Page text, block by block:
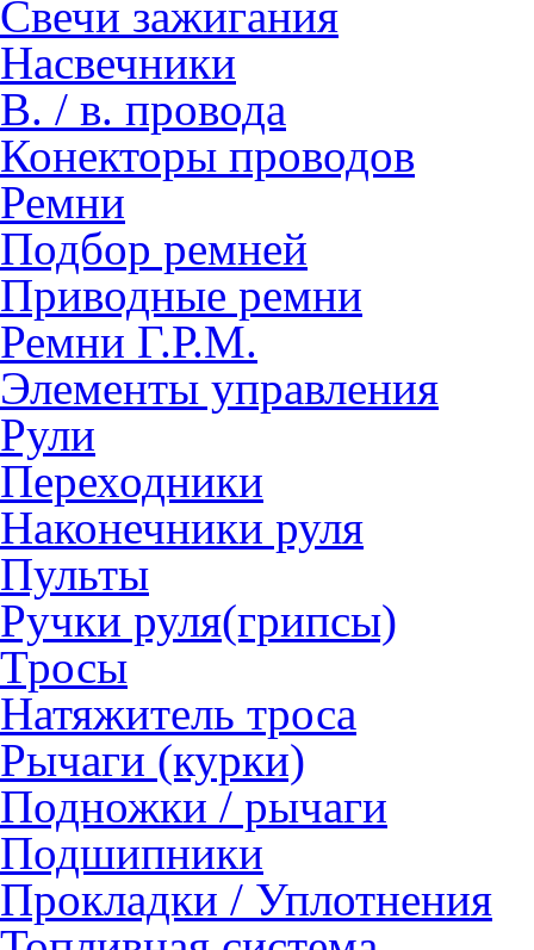
Свечи зажигания
Насвечники
В. / в. провода
Конекторы проводов
Ремни
Подбор ремней
Приводные ремни
Ремни Г.Р.М.
Элементы управления
Рули
Переходники
Наконечники руля
Пульты
Ручки руля(грипсы)
Тросы
Натяжитель троса
Рычаги (курки)
Подножки / рычаги
Подшипники
Прокладки / Уплотнения